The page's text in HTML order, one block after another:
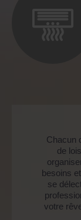
Chacun
de
besoins
se
votre